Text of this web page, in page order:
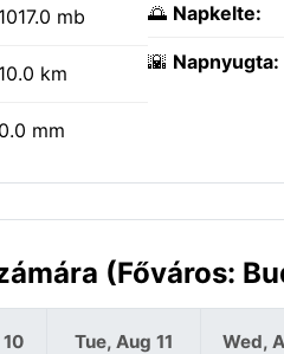
1017.0 mb
10.0 km
0.0 mm
🌅 Napkelte:
🌇 Napnyugta:
(Főváros:
Tue, Aug 11 Wed,